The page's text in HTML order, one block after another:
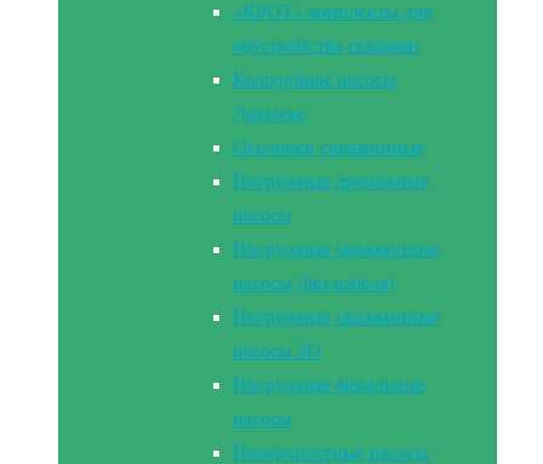
«КРОТ» комплекты для
обустройства скважин
Колодезные насосы
Джилекс
Оголовки скважинные
Погружные дренажные
насосы
Погружные скважинные
насосы (без кабеля)
Погружные скважинные
насосы 3D
Погружные фекальные
насосы
Поверхностные насосы